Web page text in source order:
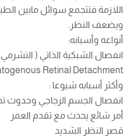
اللازمة فتتجمع سوائل مابين
ويضعف النظر.
أنواعه وأسبابه:
انفصال الشبكية الذاتي (
Retinal Detachment
وأكثر أسبابه شيوعا :
انفصال الجسم الزجاجي وحدوث
أمر شائع يحدث مع تقدم العمر
قصر النظر الشديد